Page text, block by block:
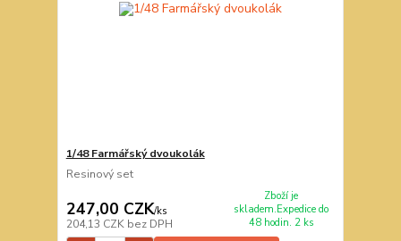
1/48 Farmářský dvoukolák
Resinový set
247,00 CZK/ks
204,13 CZK bez DPH
Zboží je
skladem.Expedice do
48 hodin. 2 ks